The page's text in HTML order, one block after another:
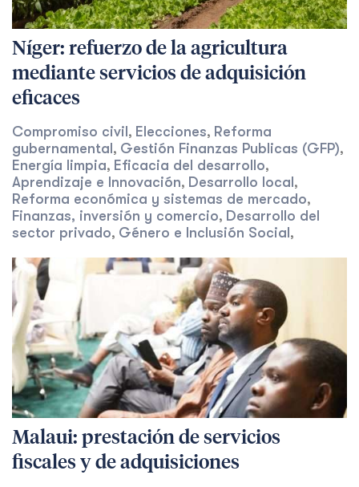
Níger: refuerzo de la agricultura
mediante servicios de adquisición
eficaces
Compromiso civil , Elecciones, Reforma
gubernamental , Gestión Finanzas Publicas (GFP),
Energía limpia, Eficacia del desarrollo,
Aprendizaje e Innovación, Desarrollo local ,
Reforma económica y sistemas de mercado,
Finanzas, inversión y comercio, Desarrollo del
sector privado, Género e Inclusión Social ,
Malaui: prestación de servicios
fiscales y de adquisiciones